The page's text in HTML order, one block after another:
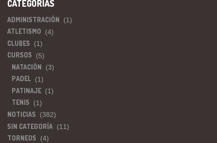
CATEGORIAS
ADMINISTRACIÓN (1)
ATLETISMO (4)
CLUBES (1)
CURSOS (5)
NATACIÓN (3)
PADEL (1)
PATINAJE (1)
TENIS (1)
NOTICIAS (382)
SIN CATEGORÍA (11)
TORNEOS (4)